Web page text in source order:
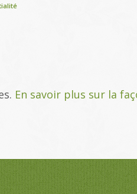
En savoir plus sur la